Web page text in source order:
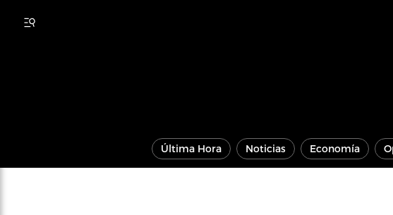
Última Hora Noticias Economía